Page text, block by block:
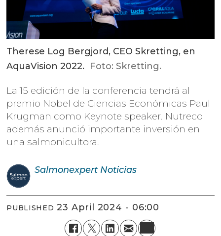
Therese Log Bergjord, CEO Skretting, en
AquaVision 2022. Foto: Skretting.
La 15 edición de la conferencia tendrá al
premio Nobel de Ciencias Económicas Paul
Krugman como Keynote speaker. Nutreco
además anunció importante inversión en
una salmonicultora.
Salmonexpert Noticias
PUBLISHED 23 April 2024 - 06:00